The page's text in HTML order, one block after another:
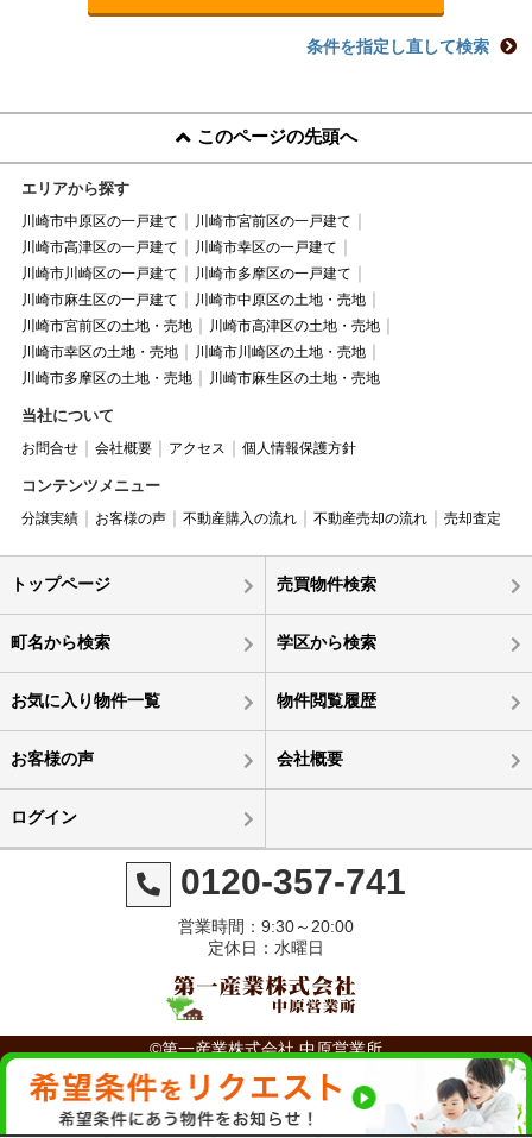
条件を指定し直して検索
このページの先頭へ
エリアから探す
川崎市中原区の一戸建て
川崎市宮前区の一戸建て
川崎市高津区の一戸建て
川崎市幸区の一戸建て
川崎市川崎区の一戸建て
川崎市多摩区の一戸建て
川崎市麻生区の一戸建て
川崎市中原区の土地・売地
川崎市宮前区の土地・売地
川崎市高津区の土地・売地
川崎市幸区の土地・売地
川崎市川崎区の土地・売地
川崎市多摩区の土地・売地
川崎市麻生区の土地・売地
当社について
お問合せ 会社概要 アクセス 個人情報保護方針
コンテンツメニュー
分譲実績 お客様の声 不動産購入の流れ 不動産売却の流れ 売却査定
トップページ 売買物件検索
町名から検索 学区から検索
お気に入り物件一覧 物件閲覧履歴
お客様の声 会社概要
ログイン
0120-357-741
営業時間：9:30～20:00
定休日：水曜日
©第一産業株式会社 中原営業所